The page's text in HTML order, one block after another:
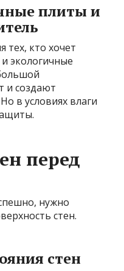
плиты и
тех, кто хочет
экологичные
и создают
в условиях влаги
перед
нужно
стен.
стен